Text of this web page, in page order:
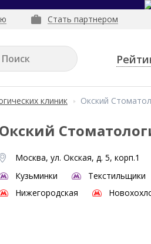
Стать партнером
клиник Окский
Окский
Москва, ул. Окская, д. 5, корп.1
Кузьминки
Текстильщики
Нижегородская